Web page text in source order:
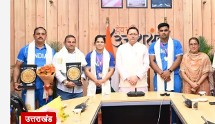
उत्तराखंड